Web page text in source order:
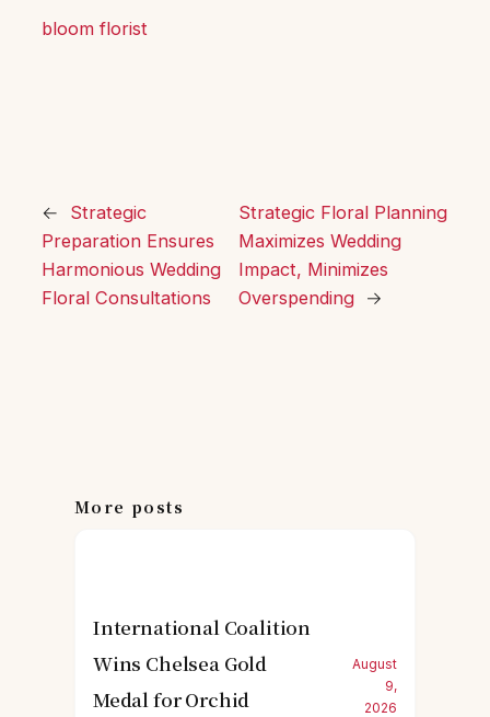
bloom florist
←
Strategic
Preparation Ensures
Harmonious Wedding
Floral Consultations
Strategic Floral Planning
Maximizes Wedding
Impact, Minimizes
Overspending →
More posts
International Coalition
Wins Chelsea Gold
Medal for Orchid
August
9,
2026